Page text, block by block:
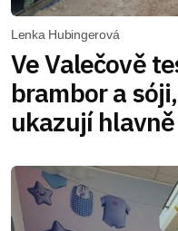
Lenka Hubingerová
Ve Valečově
brambor a
ukazují